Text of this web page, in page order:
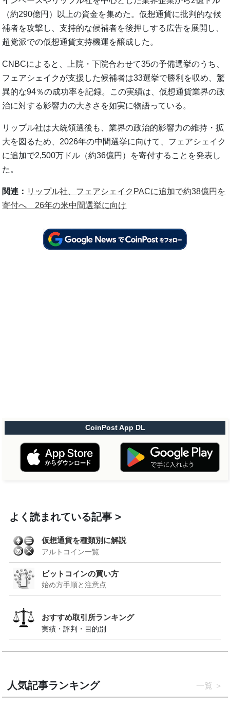
（約290億円）以上の資金を集めた。仮想通貨に批判的な候
補者を攻撃し、支持的な候補者を後押しする広告を展開し、
超党派での仮想通貨支持機運を醸成した。
CNBCによると、上院・下院合わせて35の予備選挙のうち、
フェアシェイクが支援した候補者は33選挙で勝利を収め、驚
異的な94％の成功率を記録。この実績は、仮想通貨業界の政
治に対する影響力の大きさを如実に物語っている。
リップル社は大統領選後も、業界の政治的影響力の維持・拡
大を図るため、2026年の中間選挙に向けて、フェアシェイク
に追加で2,500万ドル（約36億円）を寄付することを発表し
た。
関連： リップル社、フェアシェイクPACに追加で約38億円を
寄付へ 26年の米中間選挙に向け
CoinPost App DL
よく読まれている記事
仮想通貨を種類別に解説
アルトコイン一覧
ビットコインの買い方
始め方手順と注意点
おすすめ取引所ランキング
実績・評判・目的別
人気記事ランキング 一覧